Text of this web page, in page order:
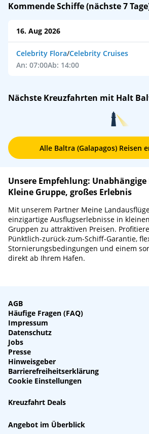
Kommende Schiffe (nächste 7
16. Aug 2026
Celebrity Flora/Celebrity Cruises
An: 07:00Ab: 14:00
Nächste Kreuzfahrten mit Halt
Alle Baltra (Galapagos) Reisen
Unsere Empfehlung:
Kleine Gruppe, großes Erlebnis
Mit unserem Partner Meine
einzigartige Ausflugserlebnisse in
Gruppen zu attraktiven Preisen.
Pünktlich-zurück-zum-Schiff-Garantie,
Stornierungsbedingungen und einem
direkt ab Ihrem Hafen.
AGB
Häufige Fragen (FAQ)
Impressum
Datenschutz
Jobs
Presse
Hinweisgeber
Barrierefreiheitserklärung
Cookie Einstellungen
Kreuzfahrt Deals
Single-Kreuzfahrten
Kreuzfahrt mit Kindern
Angebot im Überblick